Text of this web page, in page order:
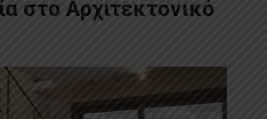
στο Αρχιτεκτονικό